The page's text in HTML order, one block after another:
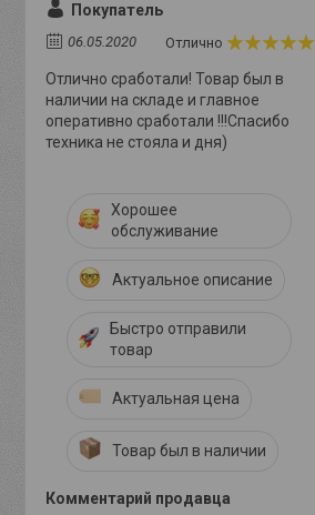
Покупатель
06.05.2020 Отлично
Отлично сработали! Товар был в
наличии на складе и главное
оперативно сработали !!!Спасибо
техника не стояла и дня)
Хорошее
обслуживание
Актуальное описание
Быстро отправили
товар
Актуальная цена
Товар был в наличии
Комментарий продавца